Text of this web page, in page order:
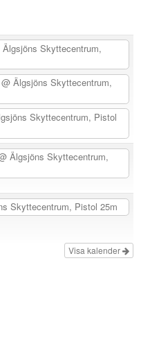
Älgsjöns Skyttecentrum,
@ Älgsjöns Skyttecentrum,
Skyttecentrum, Pistol
Älgsjöns Skyttecentrum,
Skyttecentrum, Pistol 25m
Visa kalender